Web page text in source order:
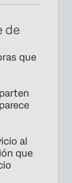
de
que
al
que